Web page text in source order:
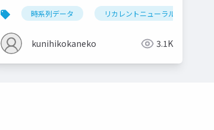
情報とデータ データの種類 オープンデータ
LSTM）時系列データ リカレントニューラルネットワーク
kunihikokaneko 3.1K